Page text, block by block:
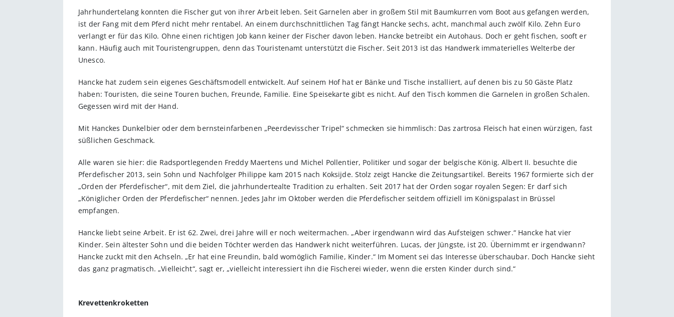
Jahrhundertelang konnten die Fischer gut von ihrer Arbeit leben. Seit Garnelen aber in großem Stil mit Baumkurren vom Boot aus gefangen werden,
ist der Fang mit dem Pferd nicht mehr rentabel. An einem durchschnittlichen Tag fängt Hancke sechs, acht, manchmal auch zwölf Kilo. Zehn Euro
verlangt er für das Kilo. Ohne einen richtigen Job kann keiner der Fischer davon leben. Hancke betreibt ein Autohaus. Doch er geht fischen, sooft er
kann. Häufig auch mit Touristengruppen, denn das Touristenamt unterstützt die Fischer. Seit 2013 ist das Handwerk immaterielles Welterbe der
Unesco.
Hancke hat zudem sein eigenes Geschäftsmodell entwickelt. Auf seinem Hof hat er Bänke und Tische installiert, auf denen bis zu 50 Gäste Platz
haben: Touristen, die seine Touren buchen, Freunde, Familie. Eine Speisekarte gibt es nicht. Auf den Tisch kommen die Garnelen in großen Schalen.
Gegessen wird mit der Hand.
Mit Hanckes Dunkelbier oder dem bernsteinfarbenen „Peerdevisscher Tripel“ schmecken sie himmlisch: Das zartrosa Fleisch hat einen würzigen, fast
süßlichen Geschmack.
Alle waren sie hier: die Radsportlegenden Freddy Maertens und Michel Pollentier, Politiker und sogar der belgische König. Albert II. besuchte die
Pferde­fischer 2013, sein Sohn und Nachfolger Philippe kam 2015 nach Koksijde. Stolz zeigt Hancke die Zeitungsartikel. Bereits 1967 formierte sich der
„Orden der Pferdefischer“, mit dem Ziel, die jahrhunderte­alte Tradition zu erhalten. Seit 2017 hat der Orden sogar royalen Segen: Er darf sich
„Königlicher Orden der Pferdefischer“ nennen. Jedes Jahr im Oktober werden die Pferdefischer seitdem offiziell im Königspalast in Brüssel
empfangen.
Hancke liebt seine Arbeit. Er ist 62. Zwei, drei Jahre will er noch weiter­machen. „Aber irgendwann wird das Aufsteigen schwer.“ Hancke hat vier
Kinder. Sein ältester Sohn und die beiden Töchter werden das Handwerk nicht weiterführen. Lucas, der Jüngste, ist 20. Übernimmt er irgendwann?
Hancke zuckt mit den Achseln. „Er hat eine Freundin, bald womöglich Familie, Kinder.“ Im Moment sei das Interesse überschaubar. Doch Hancke sieht
das ganz pragmatisch. „Vielleicht“, sagt er, „vielleicht interessiert ihn die Fischerei wieder, wenn die ersten Kinder durch sind.“
Krevettenkroketten